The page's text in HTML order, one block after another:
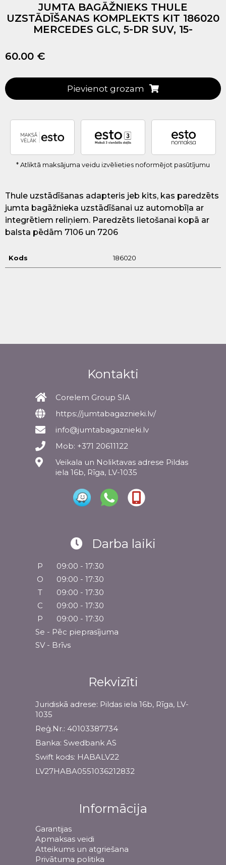
JUMTA BAGĀŽNIEKS THULE
UZSTĀDĪŠANAS KOMPLEKTS KIT 186020
MERCEDES GLC, 5-DR SUV, 15-
60.00 €
Pievienot grozam
* Atliktā maksājuma veidu izvēlieties noformējot pasūtījumu
Thule uzstādīšanas adapteris jeb kits, kas paredzēts
jumta bagāžnieka uzstādīšanai uz automobīļa ar
integrētiem reliņiem. Paredzēts lietošanai kopā ar
balsta pēdām 7106 un 7206
Kods 186020
Kontakti
Corelem Group SIA
https://jumtabagaznieki.lv/
info@jumtabagaznieki.lv
Mob: +371 20611122
Veikala un Noliktavas adrese Pildas
iela 16b, Rīga, LV-1035
Darba laiki
P
09:00 - 17:30
O
09:00 - 17:30
T
09:00 - 17:30
C
09:00 - 17:30
P
09:00 - 17:30
Se - Pēc pieprasījuma
SV - Brīvs
Rekvizīti
Juridiskā adrese: Pildas iela 16b, Rīga, LV-
1035
Reģ.Nr.: 40103387734
Banka: Swedbank AS
Swift kods: HABALV22
LV27HABA0551036212832
Informācija
Garantijas
Apmaksas veidi
Atteikums un atgriešana
Privātuma politika